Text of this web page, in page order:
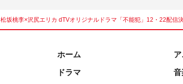
松坂桃李×沢尻エリカ dTVオリジナルドラマ「不能犯」12・22配信
ホーム
ドラマ
ア
音